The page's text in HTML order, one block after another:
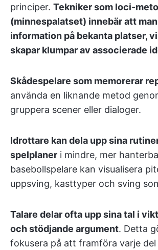
principer. Tekniker som loci-
(minnespalatset) innebär att
information på bekanta platser,
skapar klumpar av associerade
Skådespelare som memorerar
använda en liknande metod
gruppera scener eller dialoger.
Idrottare kan dela upp sina
spelplaner i mindre, mer
basebollspelare kan visualisera
uppsving, kasttyper och sving
Talare delar ofta upp sina tal i
och stödjande argument. Detta
fokusera på att framföra varje